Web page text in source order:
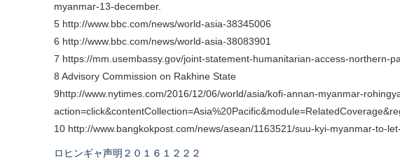
myanmar-13-december.
5 http://www.bbc.com/news/world-asia-38345006
6 http://www.bbc.com/news/world-asia-38083901
7 https://mm.usembassy.gov/joint-statement-humanitarian-access-northern-
8 Advisory Commission on Rakhine State
9http://www.nytimes.com/2016/12/06/world/asia/kofi-annan-myanmar-
10 http://www.bangkokpost.com/news/asean/1163521/suu-kyi-myanmar-to-
ロヒンギャ声明２０１６１２２２